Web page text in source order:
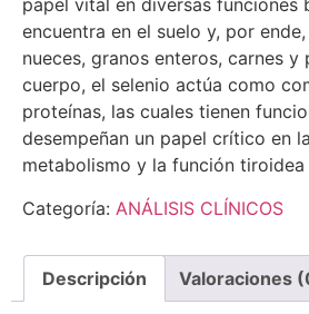
papel vital en diversas funciones
encuentra en el suelo y, por
nueces, granos enteros, carnes y
cuerpo, el selenio actúa como
proteínas, las cuales tienen
desempeñan un papel crítico en
metabolismo y la función tiroidea
Categoría: ANÁLISIS CLÍNICOS
Descripción Valoraciones